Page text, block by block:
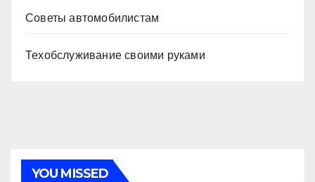
Советы автомобилистам
Техобслуживание своими руками
YOU MISSED